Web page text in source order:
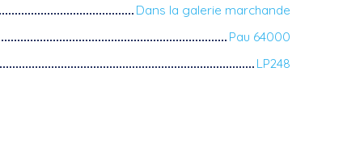
Dans la galerie marchande
Pau 64000
LP248